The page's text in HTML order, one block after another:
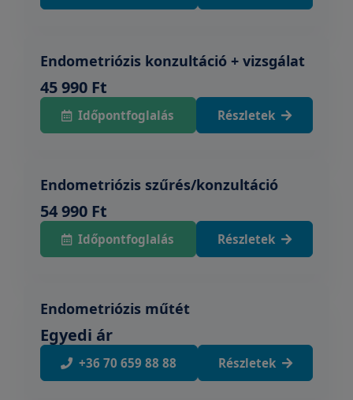
Endometriózis konzultáció + vizsgálat
45 990 Ft
Időpontfoglalás Részletek
Endometriózis szűrés/konzultáció
54 990 Ft
Időpontfoglalás Részletek
Endometriózis műtét
Egyedi ár
+36 70 659 88 88 Részletek